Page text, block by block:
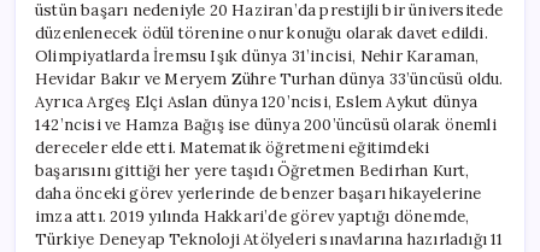
üstün başarı nedeniyle 20 Haziran’da prestijli bir üniversitede
düzenlenecek ödül törenine onur konuğu olarak davet edildi.
Olimpiyatlarda İremsu Işık dünya 31’incisi, Nehir Karaman,
Hevidar Bakır ve Meryem Zühre Turhan dünya 33’üncüsü oldu.
Ayrıca Argeş Elçi Aslan dünya 120’ncisi, Eslem Aykut dünya
142’ncisi ve Hamza Bağış ise dünya 200’üncüsü olarak önemli
dereceler elde etti. Matematik öğretmeni eğitimdeki
başarısını gittiği her yere taşıdı Öğretmen Bedirhan Kurt,
daha önceki görev yerlerinde de benzer başarı hikayelerine
imza attı. 2019 yılında Hakkari’de görev yaptığı dönemde,
Türkiye Deneyap Teknoloji Atölyeleri sınavlarına hazırladığı 11